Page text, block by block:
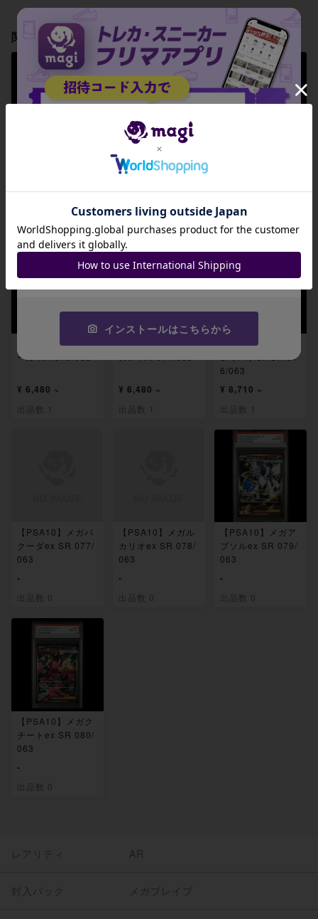
関連製品
【PSA10】ミカル
ゲ AR 071/063
出品数 1
【PSA10】ハガネ
ール AR 073/063
¥ 6,480 ~
出品数 1
【PSA10】オニス
¥ 6,480 ~
出品数 1
【PSA10】メガフ
シギバナex SR 07
6/063
¥ 8,710 ~
出品数 1
【PSA10】メガバ
クーダex SR 077/
063
-
出品数 0
【PSA10】メガル
カリオex SR 078/
063
-
出品数 0
【PSA10】メガア
ブソルex SR 079/
063
-
出品数 0
【PSA10】メガク
チートex SR 080/
063
-
出品数 0
レアリティ AR
封入パック メガブレイブ
招待コード
JA9XS8
コピーする
インストールはこちらから